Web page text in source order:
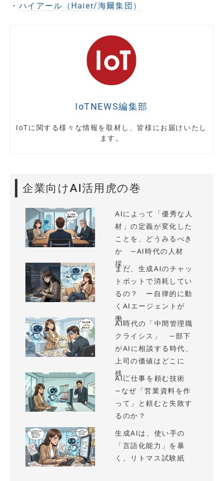
・ ハイアール（Haier/海爾集団）
IoTNEWS編集部
IoTに関する様々な情報を取材し、皆様にお届けいたし
ます。
企業向けAI活用虎の巻
AIによって「優秀な人
材」の定義が変化した
ことを、どうみるべき
か —AI時代の人材
採...
まだ、生成AIのチャッ
トボットで消耗してい
るの？ ー自律的に動
くAIエージェントが
働...
AI時代の「中間管理職
クライシス」 —部下
がAIに相談する時代、
上司の価値はどこに
残...
AIに仕事を頼む技術
—なぜ「営業資料を作
って」と頼むと失敗す
るのか？
生成AIは、使い手の
「言語化能力」を暴
く、リトマス試験紙